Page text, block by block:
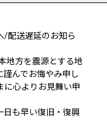
/配送遅延のお知ら
地方を震源とする地
んでお悔やみ申し
に心よりお見舞い申
日も早い復旧・復興